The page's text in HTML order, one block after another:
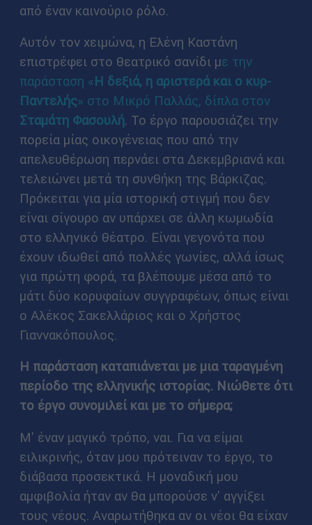
από έναν καινούριο ρόλο.
Αυτόν τον χειμώνα, η Ελένη Καστάνη
επιστρέφει στο θεατρικό σανίδι με την
παράσταση «Η δεξιά, η αριστερά και ο κυρ-
Παντελής» στο Μικρό Παλλάς, δίπλα στον
Σταμάτη Φασουλή. Το έργο παρουσιάζει την
πορεία μίας οικογένειας που από την
απελευθέρωση περνάει στα Δεκεμβριανά και
τελειώνει μετά τη συνθήκη της Βάρκιζας.
Πρόκειται για μία ιστορική στιγμή που δεν
είναι σίγουρο αν υπάρχει σε άλλη κωμωδία
στο ελληνικό θέατρο. Είναι γεγονότα που
έχουν ιδωθεί από πολλές γωνίες, αλλά ίσως
για πρώτη φορά, τα βλέπουμε μέσα από το
μάτι δύο κορυφαίων συγγραφέων, όπως είναι
ο Αλέκος Σακελλάριος και ο Χρήστος
Γιαννακόπουλος.
Η παράσταση καταπιάνεται με μια ταραγμένη
περίοδο της ελληνικής ιστορίας. Νιώθετε ότι
το έργο συνομιλεί και με το σήμερα;
Μ' έναν μαγικό τρόπο, ναι. Για να είμαι
ειλικρινής, όταν μου πρότειναν το έργο, το
διάβασα προσεκτικά. Η μοναδική μου
αμφιβολία ήταν αν θα μπορούσε ν' αγγίξει
τους νέους. Αναρωτήθηκα αν οι νέοι θα είχαν